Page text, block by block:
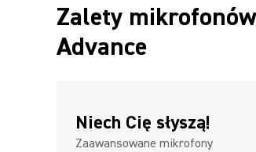
Zalety
Advance
Niech Cię słyszą!
Zaawansowane mikrofony